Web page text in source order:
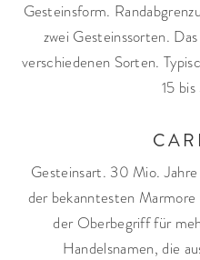
Gesteinsform.
zwei Gesteinssorten.
verschiedenen Sorten.
15
Gesteinsart. 30 Mio.
der bekanntesten
der Oberbegriff für
Handelsnamen, die